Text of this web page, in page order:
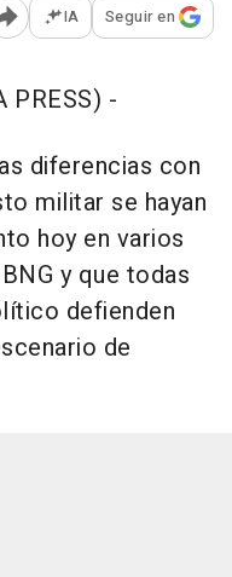
Abrir opciones para
IA Seguir en
PRESS) -
diferencias con
militar se hayan
hoy en varios
y que todas
defienden
de